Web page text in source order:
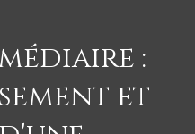
:
et